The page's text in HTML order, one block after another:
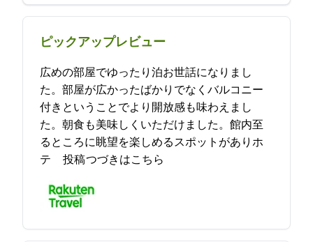
ピックアップレビュー
広めの部屋でゆったり2泊お世話になりまし
た。部屋が広かったばかりでなくバルコニー
付きということでより開放感も味わえまし
た。朝食も美味しくいただけました。館内至
るところに眺望を楽しめるスポットがありホ
テ… 2023-04-28 20:13:01投稿つづきはこちら